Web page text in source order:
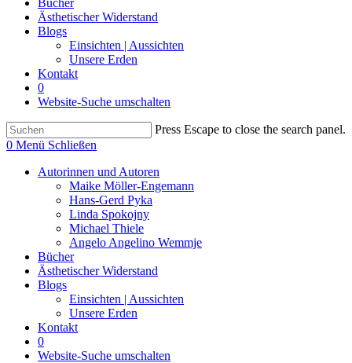
Bücher
Ästhetischer Widerstand
Blogs
Einsichten | Aussichten
Unsere Erden
Kontakt
0
Website-Suche umschalten
Press Escape to close the search panel.
0 Menü Schließen
Autorinnen und Autoren
Maike Möller-Engemann
Hans-Gerd Pyka
Linda Spokojny
Michael Thiele
Angelo Angelino Wemmje
Bücher
Ästhetischer Widerstand
Blogs
Einsichten | Aussichten
Unsere Erden
Kontakt
0
Website-Suche umschalten